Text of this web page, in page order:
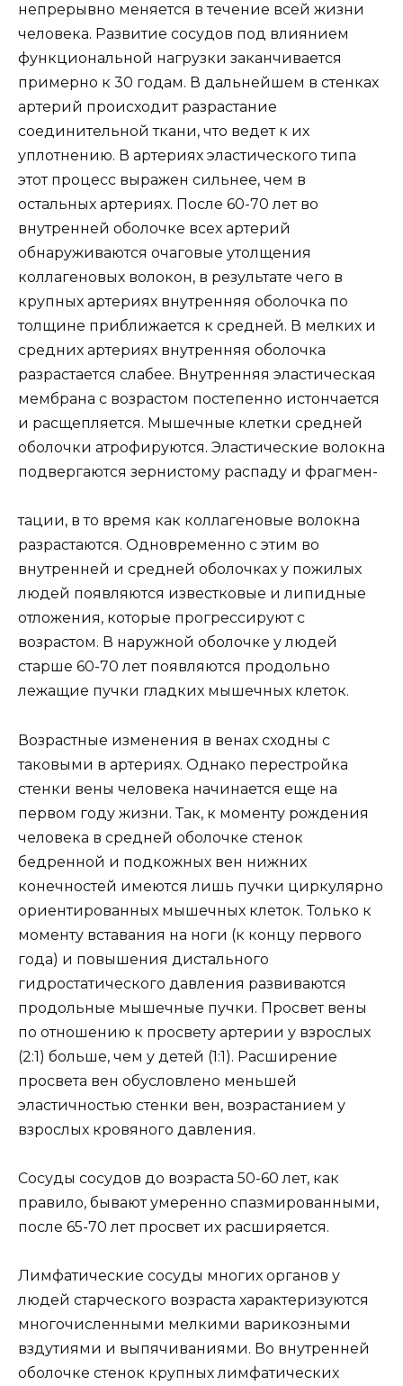
непрерывно меняется в течение всей жизни
человека. Развитие сосудов под влиянием
функциональной нагрузки заканчивается
примерно к 30 годам. В дальнейшем в стенках
артерий происходит разрастание
соединительной ткани, что ведет к их
уплотнению. В артериях эластического типа
этот процесс выражен сильнее, чем в
остальных артериях. После 60-70 лет во
внутренней оболочке всех артерий
обнаруживаются очаговые утолщения
коллагеновых волокон, в результате чего в
крупных артериях внутренняя оболочка по
толщине приближается к средней. В мелких и
средних артериях внутренняя оболочка
разрастается слабее. Внутренняя эластическая
мембрана с возрастом постепенно истончается
и расщепляется. Мышечные клетки средней
оболочки атрофируются. Эластические волокна
подвергаются зернистому распаду и фрагмен-
тации, в то время как коллагеновые волокна
разрастаются. Одновременно с этим во
внутренней и средней оболочках у пожилых
людей появляются известковые и липидные
отложения, которые прогрессируют с
возрастом. В наружной оболочке у людей
старше 60-70 лет появляются продольно
лежащие пучки гладких мышечных клеток.
Возрастные изменения в венах сходны с
таковыми в артериях. Однако перестройка
стенки вены человека начинается еще на
первом году жизни. Так, к моменту рождения
человека в средней оболочке стенок
бедренной и подкожных вен нижних
конечностей имеются лишь пучки циркулярно
ориентированных мышечных клеток. Только к
моменту вставания на ноги (к концу первого
года) и повышения дистального
гидростатического давления развиваются
продольные мышечные пучки. Просвет вены
по отношению к просвету артерии у взрослых
(2:1) больше, чем у детей (1:1). Расширение
просвета вен обусловлено меньшей
эластичностью стенки вен, возрастанием у
взрослых кровяного давления.
Сосуды сосудов до возраста 50-60 лет, как
правило, бывают умеренно спазмированными,
после 65-70 лет просвет их расширяется.
Лимфатические сосуды многих органов у
людей старческого возраста характеризуются
многочисленными мелкими варикозными
вздутиями и выпячиваниями. Во внутренней
оболочке стенок крупных лимфатических